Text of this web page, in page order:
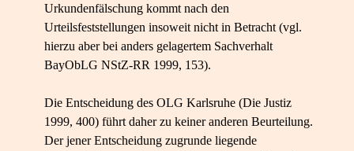
Urkundenfälschung kommt nach den
Urteilsfeststellungen insoweit nicht in Betracht (vgl.
hierzu aber bei anders gelagertem Sachverhalt
BayObLG NStZ-RR 1999, 153).
Die Entscheidung des OLG Karlsruhe (Die Justiz
1999, 400) führt daher zu keiner anderen Beurteilung.
Der jener Entscheidung zugrunde liegende